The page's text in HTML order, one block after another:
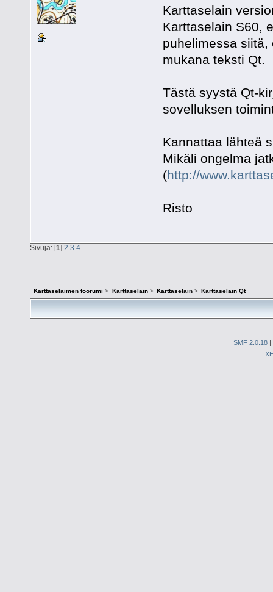
Karttaselain
Karttaselain S60,
puhelimessa siitä,
mukana teksti Qt.
Tästä syystä Qt-
sovelluksen
Kannattaa lähteä
Mikäli ongelma
(http://
Risto
Sivuja: [1] 2 3 4
Karttaselaimen foorumi > Karttaselain> Karttaselain> Karttaselain Qt
SMF 2.0.18